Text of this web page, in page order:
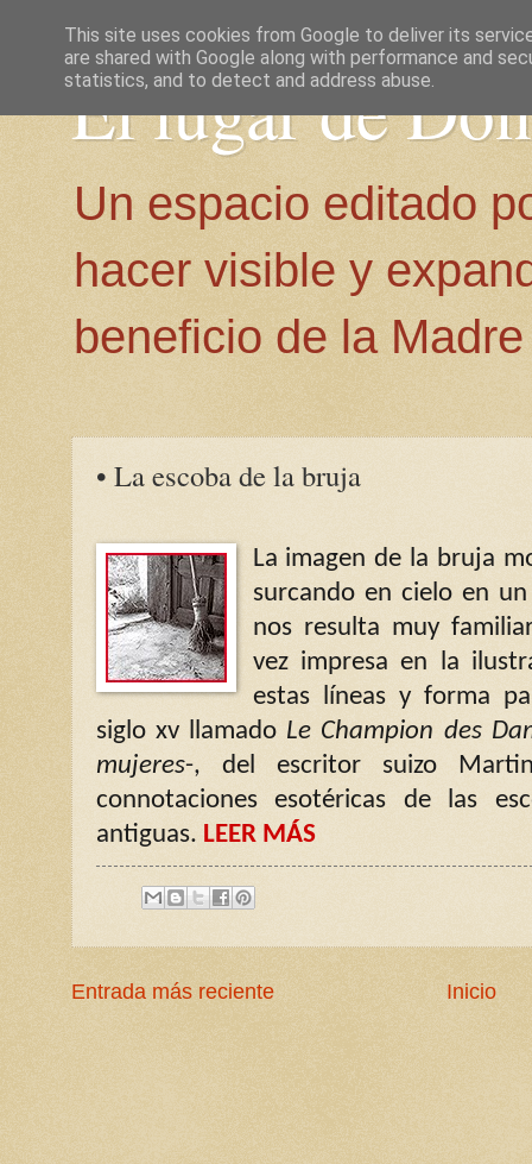
El lugar de
Un espacio editado
hacer visible y
beneficio de la
• La escoba de la bruja
La imagen de la bruja
surcando en cielo en
nos resulta muy
vez impresa en la
estas líneas y forma
sigloxv llamado Le Champion des
mujeres-, del escritor suizo
connotaciones esotéricas de las
antiguas. LEER MÁS
Entrada más reciente Inicio
This site uses cookies from Google to deliver its
are shared with Google along with performance and
statistics, and to detect and address abuse.